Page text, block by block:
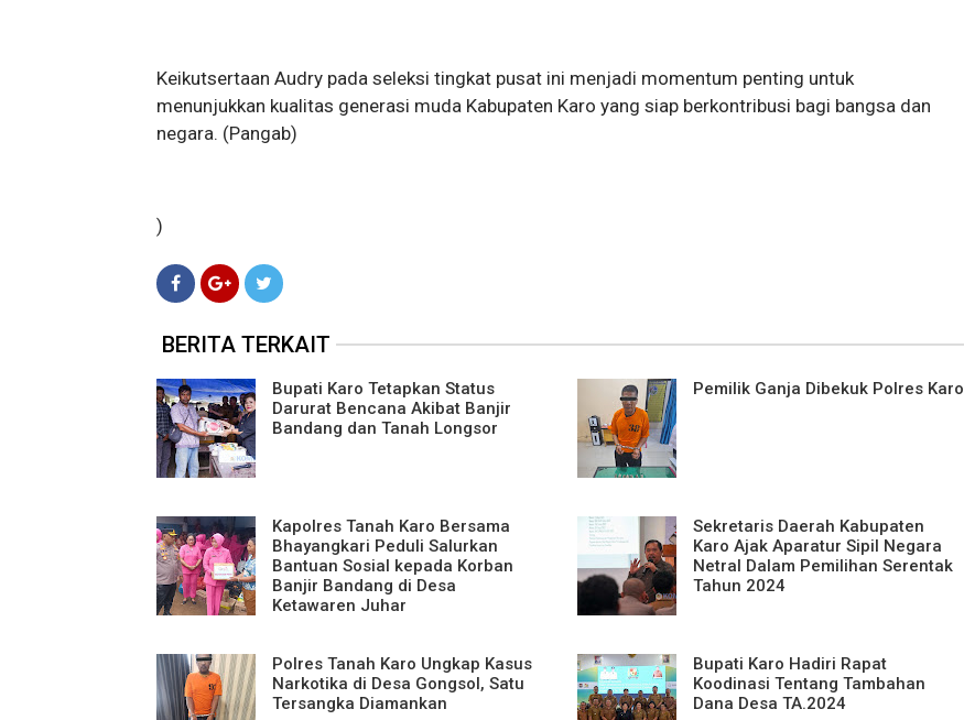
Keikutsertaan Audry pada seleksi tingkat pusat ini menjadi momentum penting untuk
menunjukkan kualitas generasi muda Kabupaten Karo yang siap berkontribusi bagi bangsa dan
negara. (Pangab)
)
BERITA TERKAIT
Bupati Karo Tetapkan Status
Darurat Bencana Akibat Banjir
Bandang dan Tanah Longsor
Pemilik Ganja Dibekuk Polres Karo
Kapolres Tanah Karo Bersama
Bhayangkari Peduli Salurkan
Bantuan Sosial kepada Korban
Banjir Bandang di Desa
Ketawaren Juhar
Sekretaris Daerah Kabupaten
Karo Ajak Aparatur Sipil Negara
Netral Dalam Pemilihan Serentak
Tahun 2024
Polres Tanah Karo Ungkap Kasus
Narkotika di Desa Gongsol, Satu
Tersangka Diamankan
Bupati Karo Hadiri Rapat
Koodinasi Tentang Tambahan
Dana Desa TA.2024